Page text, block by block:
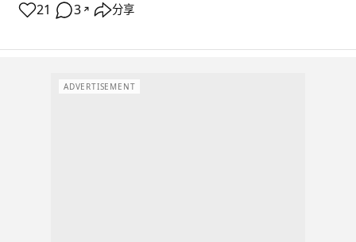
21 3 ↗ 分享
ADVERTISEMENT